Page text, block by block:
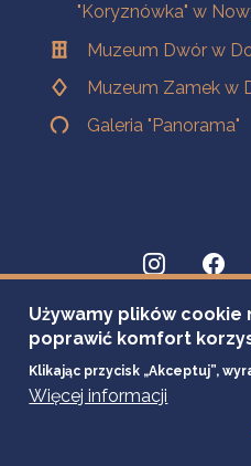
"Koryznówka" w
Muzeum Dwór w
Muzeum Zamek w
Galeria "Panorama"
Używamy plików cookie
poprawić komfort
Klikając przycisk „Akceptuj”,
Więcej informacji